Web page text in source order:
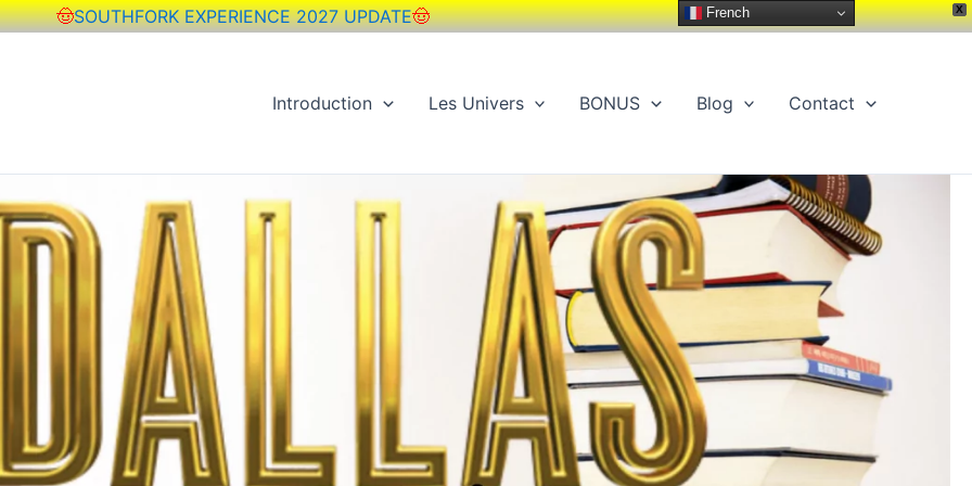
X
🤠SOUTHFORK EXPERIENCE 2027 UPDATE🤠
Introduction
Les Univers BONUS Blog Contact
French